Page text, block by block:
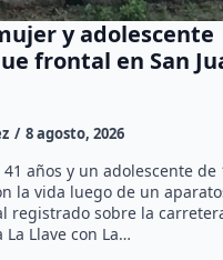
y adolescente
frontal en San
8 agosto, 2026
años y un adolescente de
la vida luego de un
registrado sobre la
Llave con La…